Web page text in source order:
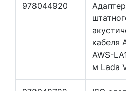
978044920
кабеля
AWS-
м Lada